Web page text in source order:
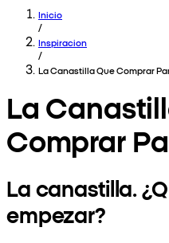
Inicio
/
Inspiracion
/
La Canastilla Que Comprar
La
Comprar
La canastilla.
empezar?